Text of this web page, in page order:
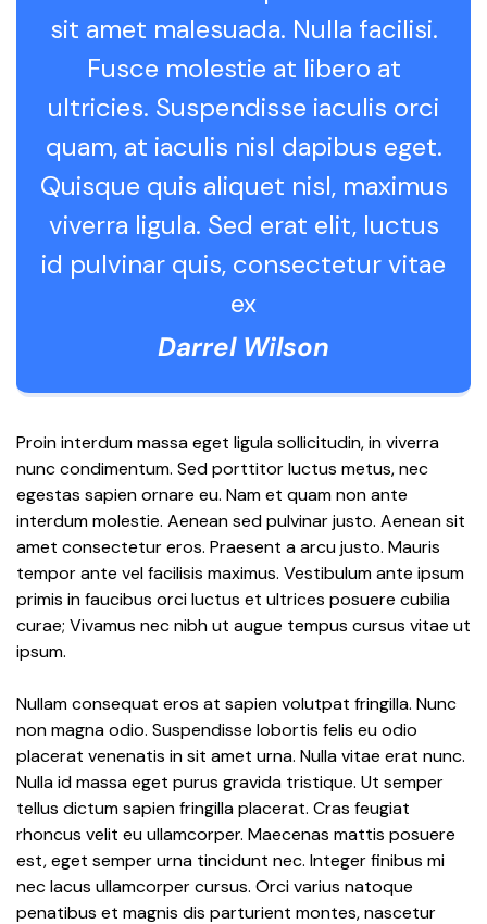
sit amet malesuada. Nulla facilisi.
Fusce molestie at libero at
ultricies. Suspendisse iaculis orci
quam, at iaculis nisl dapibus eget.
Quisque quis aliquet nisl, maximus
viverra ligula. Sed erat elit, luctus
id pulvinar quis, consectetur vitae
ex
Darrel Wilson
Proin interdum massa eget ligula sollicitudin, in viverra
nunc condimentum. Sed porttitor luctus metus, nec
egestas sapien ornare eu. Nam et quam non ante
interdum molestie. Aenean sed pulvinar justo. Aenean sit
amet consectetur eros. Praesent a arcu justo. Mauris
tempor ante vel facilisis maximus. Vestibulum ante ipsum
primis in faucibus orci luctus et ultrices posuere cubilia
curae; Vivamus nec nibh ut augue tempus cursus vitae ut
ipsum.
Nullam consequat eros at sapien volutpat fringilla. Nunc
non magna odio. Suspendisse lobortis felis eu odio
placerat venenatis in sit amet urna. Nulla vitae erat nunc.
Nulla id massa eget purus gravida tristique. Ut semper
tellus dictum sapien fringilla placerat. Cras feugiat
rhoncus velit eu ullamcorper. Maecenas mattis posuere
est, eget semper urna tincidunt nec. Integer finibus mi
nec lacus ullamcorper cursus. Orci varius natoque
penatibus et magnis dis parturient montes, nascetur